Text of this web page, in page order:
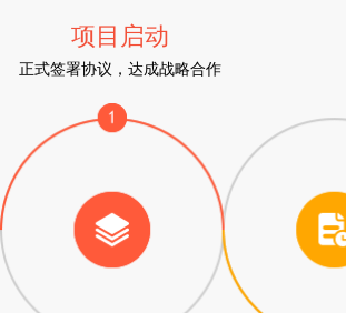
项目启动
正式签署协议，达成战略合作